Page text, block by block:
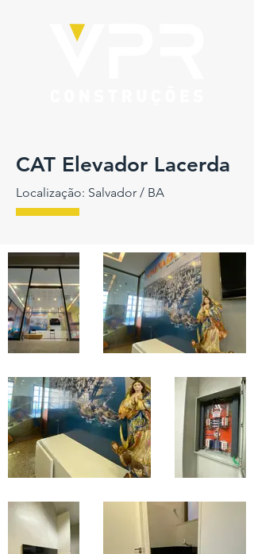
CAT Elevador Lacerda
Localização: Salvador / BA